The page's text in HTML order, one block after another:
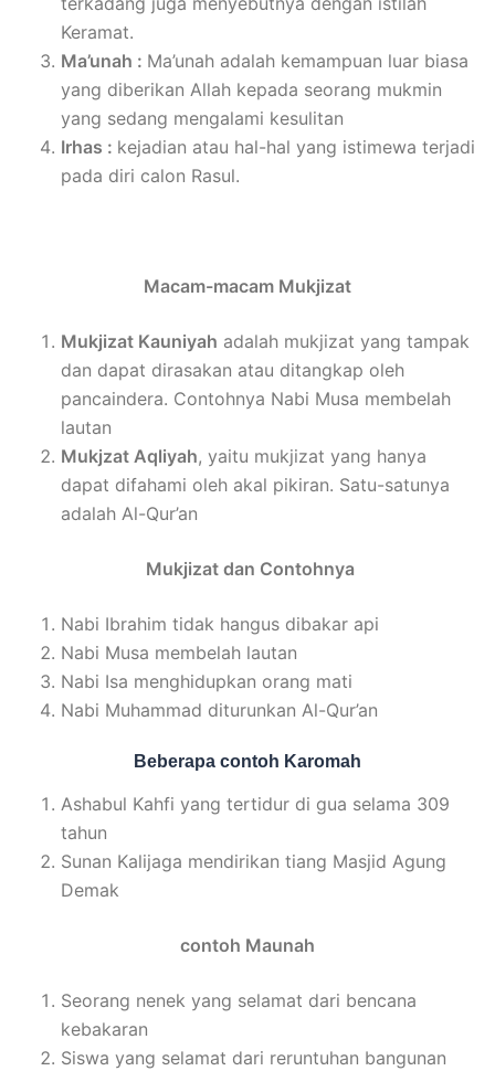
Keramat.
Ma’unah : Ma’unah adalah kemampuan luar biasa
yang diberikan Allah kepada seorang mukmin
yang sedang mengalami kesulitan
Irhas : kejadian atau hal-hal yang istimewa terjadi
pada diri calon Rasul.
Macam-macam Mukjizat
Mukjizat Kauniyah adalah mukjizat yang tampak
dan dapat dirasakan atau ditangkap oleh
pancaindera. Contohnya Nabi Musa membelah
lautan
Mukjzat Aqliyah, yaitu mukjizat yang hanya
dapat difahami oleh akal pikiran. Satu-satunya
adalah Al-Qur’an
Mukjizat dan Contohnya
Nabi Ibrahim tidak hangus dibakar api
Nabi Musa membelah lautan
Nabi Isa menghidupkan orang mati
Nabi Muhammad diturunkan Al-Qur’an
Beberapa contoh Karomah
Ashabul Kahfi yang tertidur di gua selama 309
tahun
Sunan Kalijaga mendirikan tiang Masjid Agung
Demak
contoh Maunah
Seorang nenek yang selamat dari bencana
kebakaran
Siswa yang selamat dari reruntuhan bangunan